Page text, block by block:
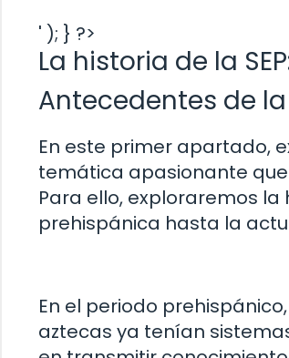
' ); } ?>
La historia de la
Antecedentes de
En este primer apartado,
temática apasionante
Para ello, exploraremos
prehispánica hasta la
En el periodo
aztecas ya tenían